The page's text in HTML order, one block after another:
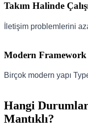
Takım Halinde
İletişim problemlerini
Modern
Birçok modern yapı
Hangi
Mantıklı?